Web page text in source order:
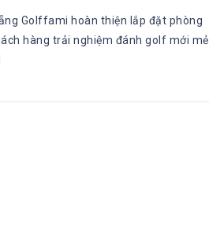
Golffami hoàn thiện lắp đặt phòng
hàng trải nghiệm đánh golf mới mẻ